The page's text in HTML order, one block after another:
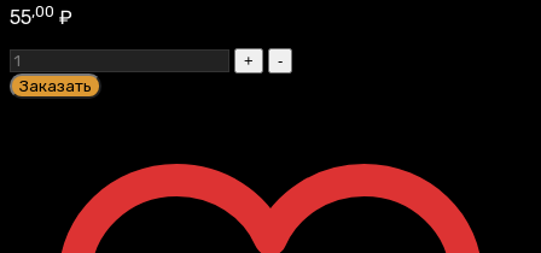
55,00 ₽
Ореховый
соус
quantity
Заказать